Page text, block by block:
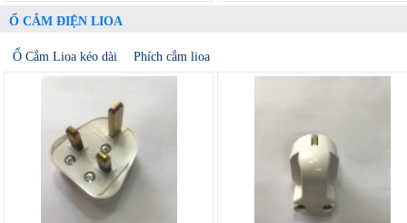
Ổ CẮM ĐIỆN LIOA
Ổ Cắm Lioa kéo dài Phích cắm lioa